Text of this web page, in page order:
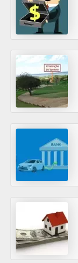
s
t
u
i
õ
s
f
i
a
n